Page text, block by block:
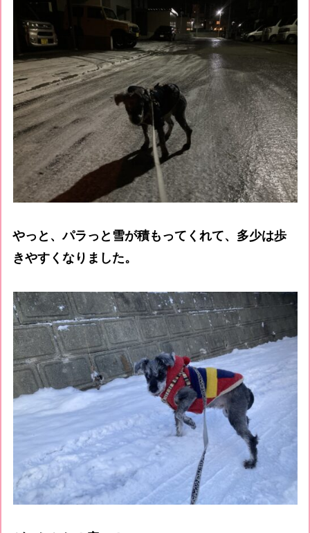
やっと、パラっと雪が積もってくれて、多少は歩
きやすくなりました。